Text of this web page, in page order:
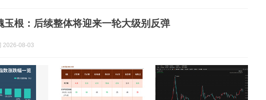
玉根：后续整体将迎来一轮大级别反弹
2026-08-03